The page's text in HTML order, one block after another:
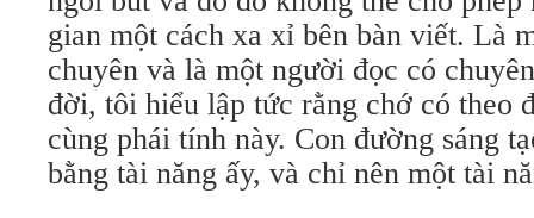
gian một cách xa xỉ bên bàn viết. Là
chuyên và là một người đọc có
đời, tôi hiểu lập tức rằng chớ có theo
cùng phái tính này. Con đường sáng
bằng tài năng ấy, và chỉ nên một tài